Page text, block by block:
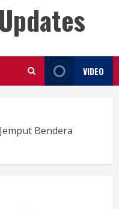
VIDEO
Bendera